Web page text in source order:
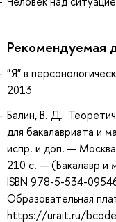
Рекомендуемая
"Я" в
2013
Балин, В. Д.
для бакалавриата и
испр. и доп. —
210 с. — (Бакалавр и
ISBN 978-5-534-
Образовательная
https://urait.ru/